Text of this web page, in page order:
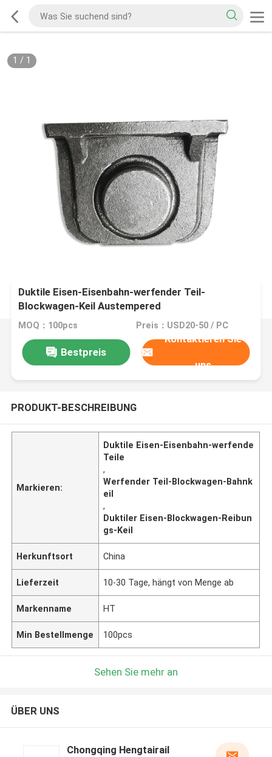
1 / 1
Duktile Eisen-Eisenbahn-werfender Teil-
Blockwagen-Keil Austempered
MOQ：100pcs Preis：USD20-50 / PC
Bestpreis
Kontaktieren Sie
uns
PRODUKT-BESCHREIBUNG
Markieren:
Duktile Eisen-Eisenbahn-werfende
Teile
,
Werfender Teil-Blockwagen-Bahnk
eil
,
Duktiler Eisen-Blockwagen-Reibun
gs-Keil
Herkunftsort China
Lieferzeit 10-30 Tage, hängt von Menge ab
Markenname HT
Min Bestellmenge 100pcs
Sehen Sie mehr an
ÜBER UNS
Chongqing Hengtairail